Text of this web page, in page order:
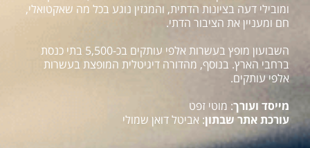
ומובילי דעה בציונות הדתית, והמגזין נוגע בכל מה שאקטואלי,
חם ומעניין את הציבור הדתי.
השבועון מופץ בעשרות אלפי עותקים בכ-5,500 בתי כנסת
ברחבי הארץ. בנוסף, מהדורה דיגיטלית המופצת בעשרות
אלפי עותקים.
מייסד ועורך: מוטי זפט
עורכת אתר שבתון: אביטל דואן שמולי